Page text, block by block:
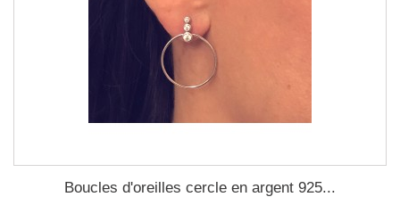
Boucles d'oreilles cercle en argent 925...